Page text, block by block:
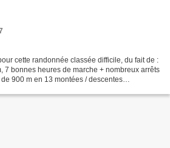
cette randonnée classée difficile, du fait de :
7 bonnes heures de marche + nombreux arrêts
900 m en 13 montées / descentes